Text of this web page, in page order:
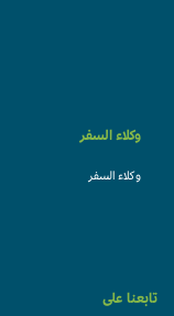
وكلاء السفر
وكلاء السفر
تابعنا على